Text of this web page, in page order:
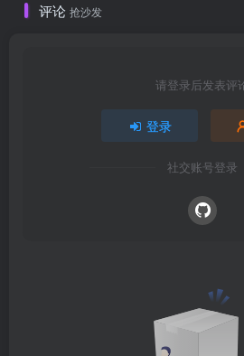
评论 抢沙发
请登录后发表评
登录
社交账号登录